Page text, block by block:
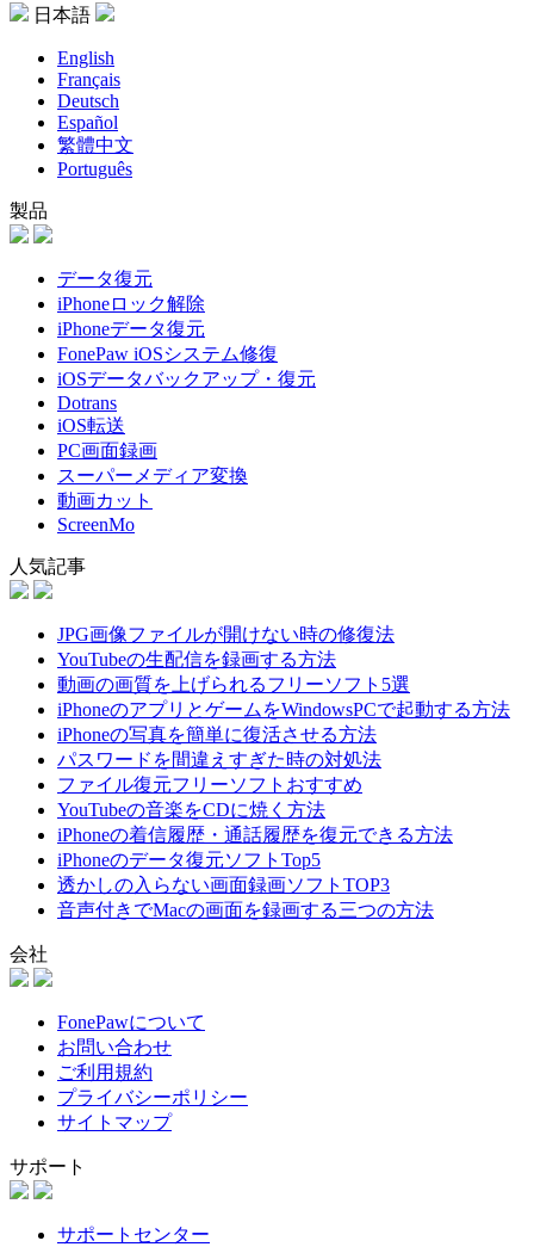
日本語
English
Français
Deutsch
Español
繁體中文
Português
製品
データ復元
iPhoneロック解除
iPhoneデータ復元
FonePaw iOSシステム修復
iOSデータバックアップ・復元
Dotrans
iOS転送
PC画面録画
スーパーメディア変換
動画カット
ScreenMo
人気記事
JPG画像ファイルが開けない時の修復法
YouTubeの生配信を録画する方法
動画の画質を上げられるフリーソフト5選
iPhoneのアプリとゲームをWindowsPCで起動する方法
iPhoneの写真を簡単に復活させる方法
パスワードを間違えすぎた時の対処法
ファイル復元フリーソフトおすすめ
YouTubeの音楽をCDに焼く方法
iPhoneの着信履歴・通話履歴を復元できる方法
iPhoneのデータ復元ソフトTop5
透かしの入らない画面録画ソフトTOP3
音声付きでMacの画面を録画する三つの方法
会社
FonePawについて
お問い合わせ
ご利用規約
プライバシーポリシー
サイトマップ
サポート
サポートセンター